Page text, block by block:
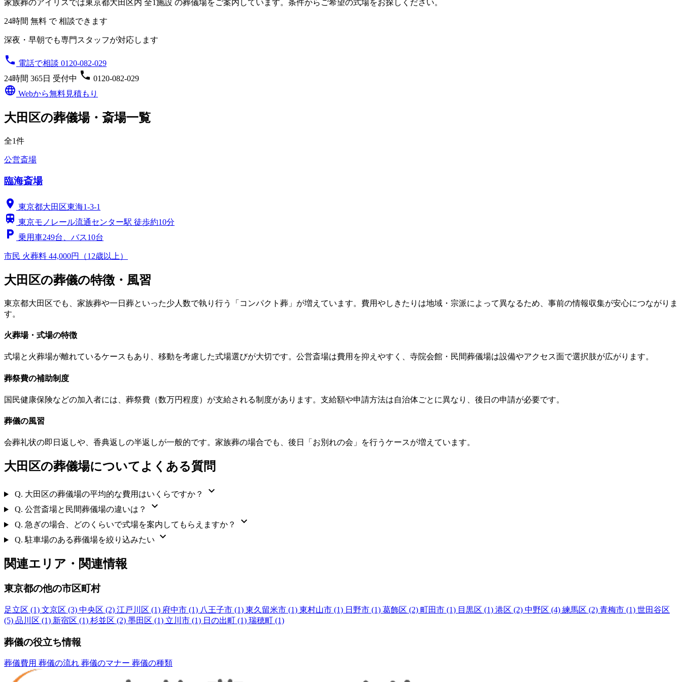
家族葬のアイリスでは東京都大田区内 全1施設 の葬儀場をご案内しています。条件からご希望の式場をお探しください。
24時間 無料 で 相談できます
深夜・早朝でも専門スタッフが対応します
phone 電話で相談 0120-082-029
24時間 365日 受付中 phone 0120-082-029
language Webから無料見積もり
大田区の葬儀場・斎場一覧
全1件
公営斎場
臨海斎場
location_on 東京都大田区東海1-3-1
train 東京モノレール流通センター駅 徒歩約10分
local_parking 乗用車249台、バス10台
市民 火葬料 44,000円（12歳以上）
大田区の葬儀の特徴・風習
東京都大田区でも、家族葬や一日葬といった少人数で執り行う「コンパクト葬」が増えています。費用やしきたりは地域・宗派によって異なるため、事前の情報収集が安心につながりま
す。
火葬場・式場の特徴
式場と火葬場が離れているケースもあり、移動を考慮した式場選びが大切です。公営斎場は費用を抑えやすく、寺院会館・民間葬儀場は設備やアクセス面で選択肢が広がります。
葬祭費の補助制度
国民健康保険などの加入者には、葬祭費（数万円程度）が支給される制度があります。支給額や申請方法は自治体ごとに異なり、後日の申請が必要です。
葬儀の風習
会葬礼状の即日返しや、香典返しの半返しが一般的です。家族葬の場合でも、後日「お別れの会」を行うケースが増えています。
大田区の葬儀場についてよくある質問
Q. 大田区の葬儀場の平均的な費用はいくらですか？ expand_more
Q. 公営斎場と民間葬儀場の違いは？ expand_more
Q. 急ぎの場合、どのくらいで式場を案内してもらえますか？ expand_more
Q. 駐車場のある葬儀場を絞り込みたい expand_more
関連エリア・関連情報
東京都の他の市区町村
足立区 (1) 文京区 (3) 中央区 (2) 江戸川区 (1) 府中市 (1) 八王子市 (1) 東久留米市 (1) 東村山市 (1) 日野市 (1) 葛飾区 (2) 町田市 (1) 目黒区 (1) 港区 (2) 中野区 (4) 練馬区 (2) 青梅市 (1) 世田谷区
(5) 品川区 (1) 新宿区 (1) 杉並区 (2) 墨田区 (1) 立川市 (1) 日の出町 (1) 瑞穂町 (1)
葬儀の役立ち情報
葬儀費用 葬儀の流れ 葬儀のマナー 葬儀の種類